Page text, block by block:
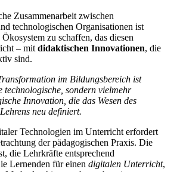
Zusammenarbeit zwischen
technologischen Organisationen ist
zu schaffen, das diesen
– mitdidaktischen Innovationen, die
sind.
im Bildungsbereich ist
technologische, sondern vielmehr
Innovation, die das Wesen des
neu definiert.
Technologien im Unterricht erfordert
der pädagogischen Praxis. Die
die Lehrkräfte entsprechend
Lernenden für einen digitalen Unterricht,